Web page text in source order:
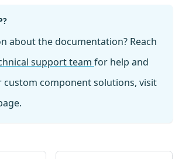
about the documentation? Reach
support team for help and
custom component solutions, visit